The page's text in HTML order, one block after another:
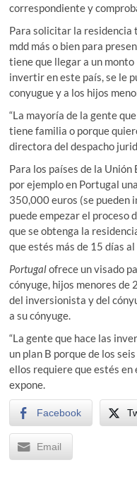
correspondiente y
Para solicitar la residencia
mdd más o bien para
tiene que llegar a un
invertir en este país, se le
conyugue y a los hijos
“La mayoría de la gente
tiene familia o porque
directora del despacho
Para los países de la
por ejemplo en Portugal
350,000 euros (se pueden
puede empezar el proceso
que se obtenga la
que estés más de 15 días al
Portugalofrece un visado
cónyuge, hijos menores de
del inversionista y del
a su cónyuge.
“La gente que hace las
un plan B porque de los
ellos requiere que estés en
expone.
Facebook
Email